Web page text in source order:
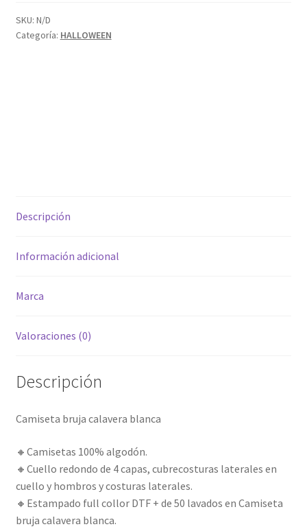
cantidad
SKU: N/D
Categoría: HALLOWEEN
Descripción
Información adicional
Marca
Valoraciones (0)
Descripción
Camiseta bruja calavera blanca
🔸Camisetas 100% algodón.
🔸Cuello redondo de 4 capas, cubrecosturas laterales en
cuello y hombros y costuras laterales.
🔸Estampado full collor DTF + de 50 lavados en Camiseta
bruja calavera blanca.